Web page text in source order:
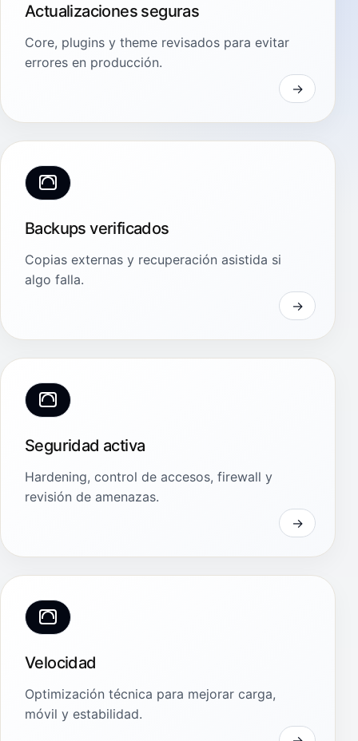
Actualizaciones seguras
Core, plugins y theme revisados para evitar
errores en producción.
Backups verificados
Copias externas y recuperación asistida si
algo falla.
Seguridad activa
Hardening, control de accesos, firewall y
revisión de amenazas.
Velocidad
Optimización técnica para mejorar carga,
móvil y estabilidad.